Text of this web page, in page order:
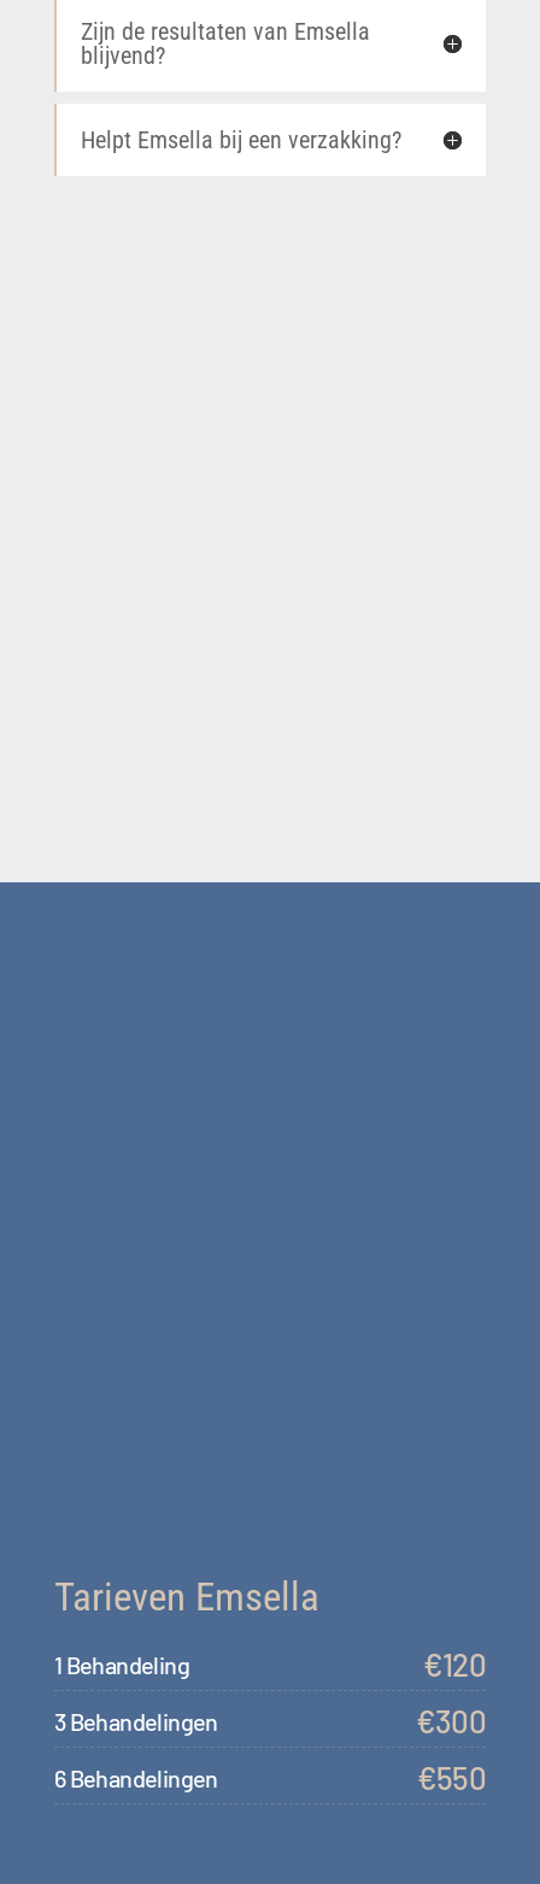
Zijn de resultaten van Emsella
blijvend?
Helpt Emsella bij een verzakking?
Tarieven Emsella
1 Behandeling €120
3 Behandelingen €300
6 Behandelingen €550